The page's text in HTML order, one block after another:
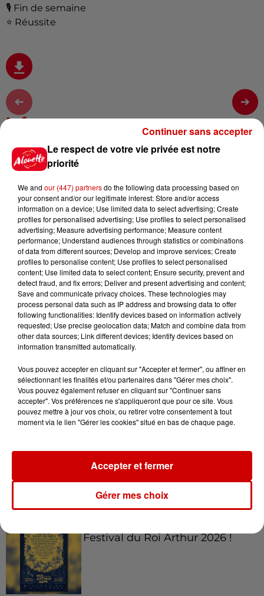
🎙 Fin de semaine
⭐ Réussite
Infos
17h06
15h54
Limoges : un bébé d'un mois
blessé dans un incendie, un
appartement...
15h02
Éclipse solaire : découvrez les
meilleurs spots d'observation
du...
11h51
À LA UNE : professeur
condamné, repreneurs pour
Duralex et la...
Festival du Roi Arthur 2026 !
Le respect de votre vie privée est notre
priorité
We and our (447) partnersdo the following data processing based on
your consent and/or our legitimate interest: Store and/or access
information on a device; Use limited data to select advertising; Create
profiles for personalised advertising; Use profiles to select personalised
advertising; Measure advertising performance; Measure content
performance; Understand audiences through statistics or combinations
of data from different sources; Develop and improve services; Create
profiles to personalise content; Use profiles to select personalised
content; Use limited data to select content; Ensure security, prevent and
detect fraud, and fix errors; Deliver and present advertising and content;
Save and communicate privacy choices. These technologies may
process personal data such as IP address and browsing data to offer
following functionalities: Identify devices based on information actively
requested; Use precise geolocation data; Match and combine data from
other data sources; Link different devices; Identify devices based on
information transmitted automatically.
Vous pouvez accepter en cliquant sur "Accepter et fermer", ou affiner en
sélectionnant les finalités et/ou partenaires dans "Gérer mes choix".
Vous pouvez également refuser en cliquant sur "Continuer sans
accepter". Vos préférences ne s'appliqueront que pour ce site. Vous
pouvez mettre à jour vos choix, ou retirer votre consentement à tout
moment via le lien "Gérer les cookies" situé en bas de chaque page.
Gérer mes choix
Accepter et fermer
Continuer sans accepter